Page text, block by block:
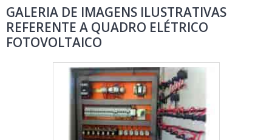
GALERIA DE IMAGENS ILUSTRATIVAS
REFERENTE A QUADRO ELÉTRICO
FOTOVOLTAICO